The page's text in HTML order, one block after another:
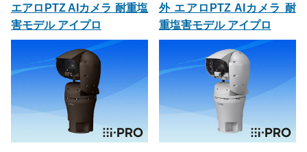
エアロPTZ AIカメラ 耐重塩
害モデル アイプロ
外 エアロPTZ AIカメラ 耐
重塩害モデル アイプロ